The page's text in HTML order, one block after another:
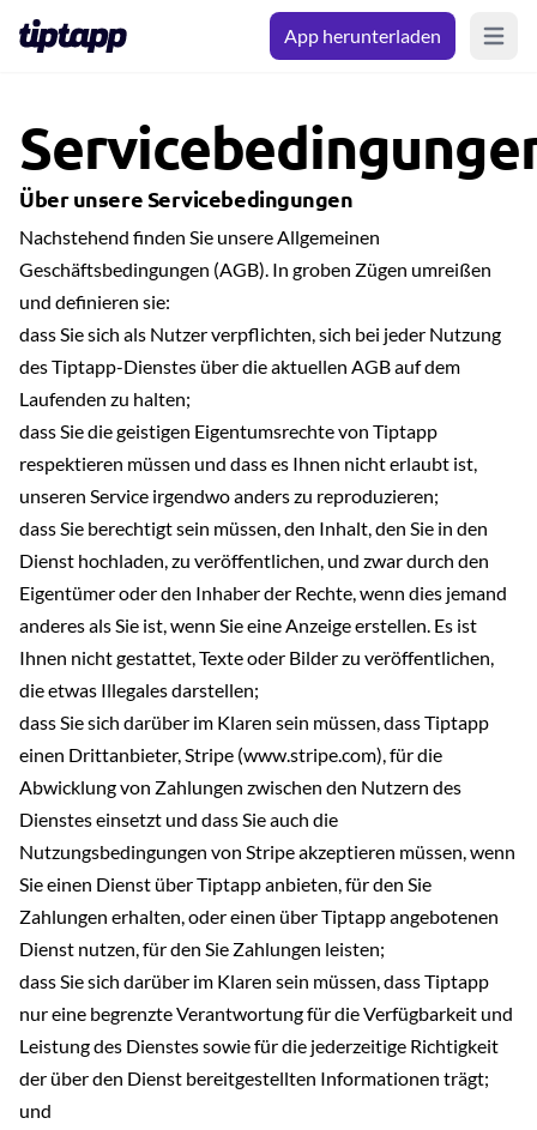
App herunterladen Open
Über unsere Servicebedingungen
Nachstehend finden Sie unsere Allgemeinen
Geschäftsbedingungen (AGB). In groben Zügen umreißen
und definieren sie:
dass Sie sich als Nutzer verpflichten, sich bei jeder Nutzung
des Tiptapp-Dienstes über die aktuellen AGB auf dem
Laufenden zu halten;
dass Sie die geistigen Eigentumsrechte von Tiptapp
respektieren müssen und dass es Ihnen nicht erlaubt ist,
unseren Service irgendwo anders zu reproduzieren;
dass Sie berechtigt sein müssen, den Inhalt, den Sie in den
Dienst hochladen, zu veröffentlichen, und zwar durch den
Eigentümer oder den Inhaber der Rechte, wenn dies jemand
anderes als Sie ist, wenn Sie eine Anzeige erstellen. Es ist
Ihnen nicht gestattet, Texte oder Bilder zu veröffentlichen,
die etwas Illegales darstellen;
dass Sie sich darüber im Klaren sein müssen, dass Tiptapp
einen Drittanbieter, Stripe (www.stripe.com), für die
Abwicklung von Zahlungen zwischen den Nutzern des
Dienstes einsetzt und dass Sie auch die
Nutzungsbedingungen von Stripe akzeptieren müssen, wenn
Sie einen Dienst über Tiptapp anbieten, für den Sie
Zahlungen erhalten, oder einen über Tiptapp angebotenen
Dienst nutzen, für den Sie Zahlungen leisten;
dass Sie sich darüber im Klaren sein müssen, dass Tiptapp
nur eine begrenzte Verantwortung für die Verfügbarkeit und
Leistung des Dienstes sowie für die jederzeitige Richtigkeit
der über den Dienst bereitgestellten Informationen trägt;
und